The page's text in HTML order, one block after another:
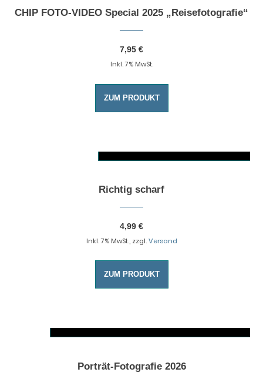
CHIP FOTO-VIDEO Special 2025 „Reisefotografie“
7,95 €
Inkl. 7% MwSt.
ZUM PRODUKT
Dieses Produkt weist mehrere Varianten auf. Die Optionen können auf der Produktseite gewählt werden
Richtig scharf
4,99 €
Inkl. 7% MwSt., zzgl.Versand
ZUM PRODUKT
Dieses Produkt weist mehrere Varianten auf. Die Optionen können auf der Produktseite gewählt werden
Porträt-Fotografie 2026